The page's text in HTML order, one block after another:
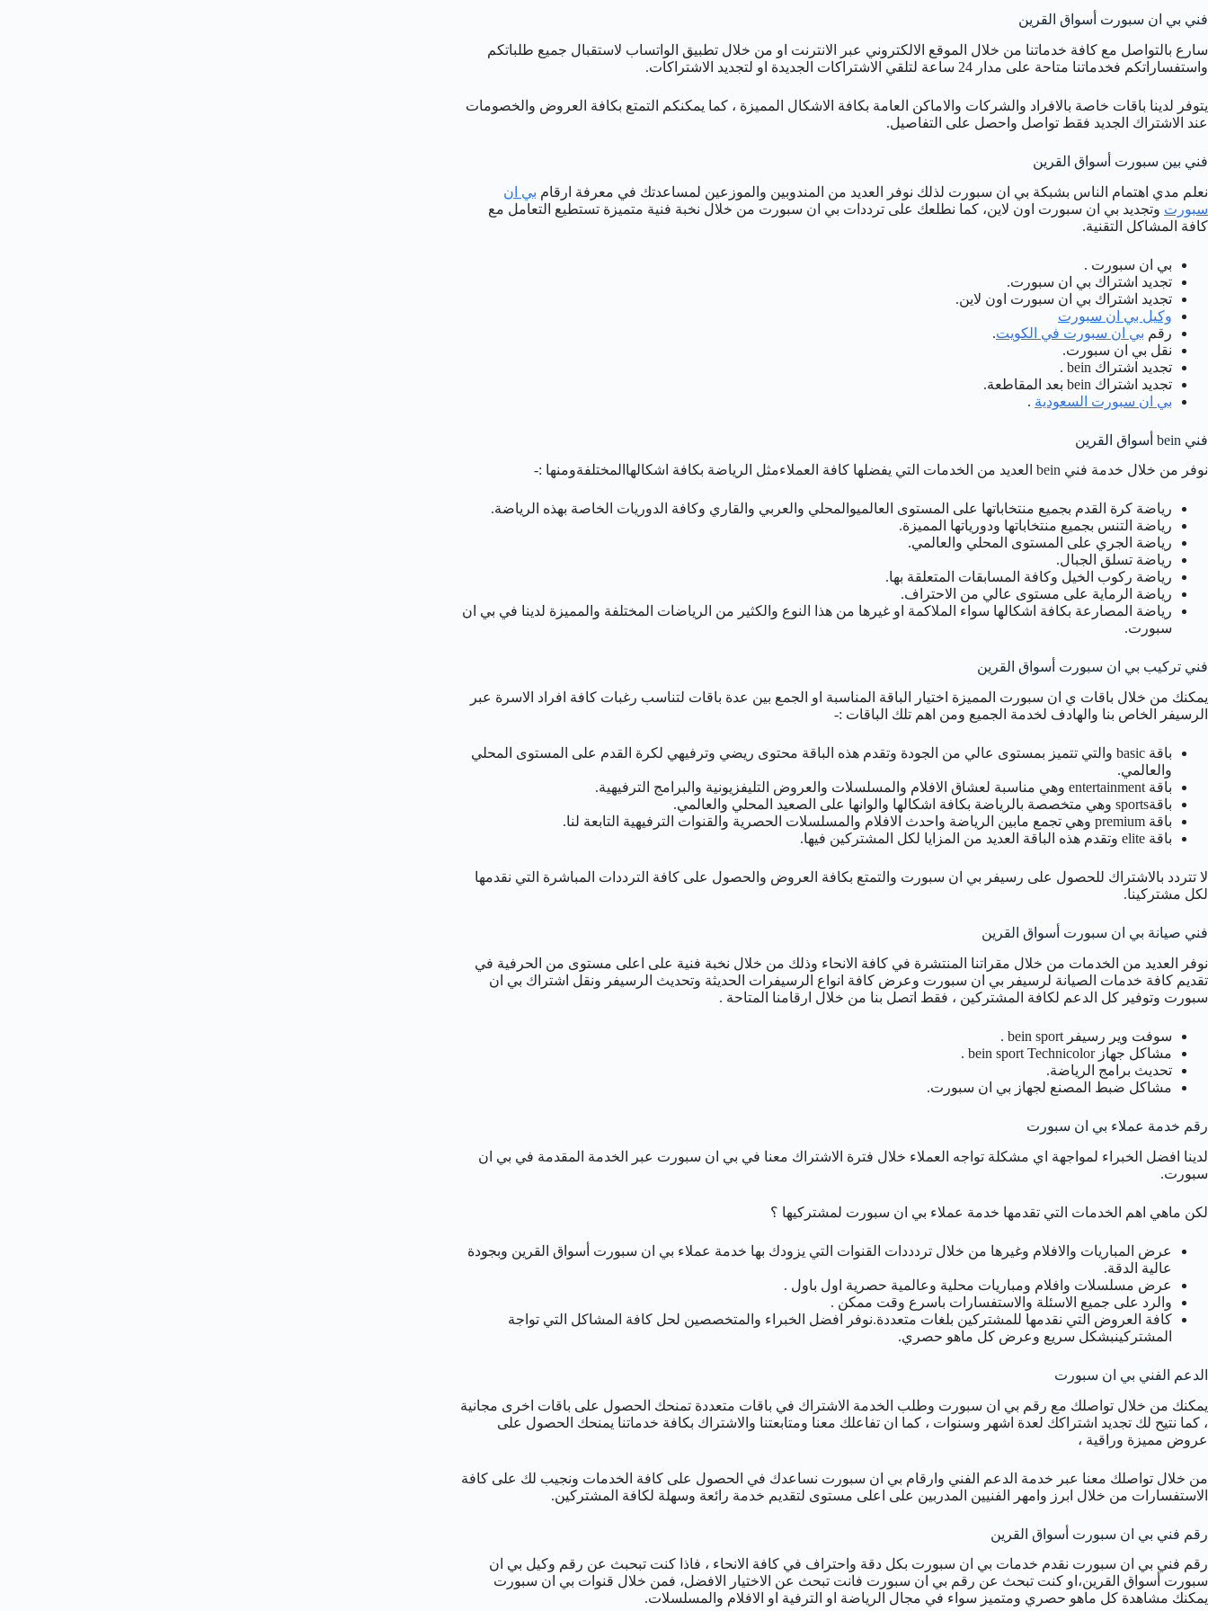
فني بي ان سبورت أسواق القرين
سارع بالتواصل مع كافة خدماتنا من خلال الموقع الالكتروني عبر الانترنت او من خلال تطبيق الواتساب لاستقبال جميع طلباتكم
واستفساراتكم فخدماتنا متاحة على مدار 24 ساعة لتلقي الاشتراكات الجديدة او لتجديد الاشتراكات.
يتوفر لدينا باقات خاصة بالافراد والشركات والاماكن العامة بكافة الاشكال المميزة ، كما يمكنكم التمتع بكافة العروض والخصومات
عند الاشتراك الجديد فقط تواصل واحصل على التفاصيل.
فني بين سبورت أسواق القرين
نعلم مدي اهتمام الناس بشبكة بي ان سبورت لذلك نوفر العديد من المندوبين والموزعين لمساعدتك في معرفة ارقام بي ان
سبورت وتجديد بي ان سبورت اون لاين، كما نطلعك على ترددات بي ان سبورت من خلال نخبة فنية متميزة تستطيع التعامل مع
كافة المشاكل التقنية.
بي ان سبورت .
تجديد اشتراك بي ان سبورت.
تجديد اشتراك بي ان سبورت اون لاين.
وكيل بي ان سبورت
رقم بي ان سبورت في الكويت.
نقل بي ان سبورت.
تجديد اشتراك bein .
تجديد اشتراك bein بعد المقاطعة.
بي ان سبورت السعودية .
فني bein أسواق القرين
نوفر من خلال خدمة فني bein العديد من الخدمات التي يفضلها كافة العملاءمثل الرياضة بكافة اشكالهاالمختلفةومنها :-
رياضة كرة القدم بجميع منتخاباتها على المستوى العالميوالمحلي والعربي والقاري وكافة الدوريات الخاصة بهذه الرياضة.
رياضة التنس بجميع منتخاباتها ودورياتها المميزة.
رياضة الجري على المستوى المحلي والعالمي.
رياضة تسلق الجبال.
رياضة ركوب الخيل وكافة المسابقات المتعلقة بها.
رياضة الرماية على مستوى عالي من الاحتراف.
رياضة المصارعة بكافة اشكالها سواء الملاكمة او غيرها من هذا النوع والكثير من الرياضات المختلفة والمميزة لدينا في بي ان
سبورت.
فني تركيب بي ان سبورت أسواق القرين
يمكنك من خلال باقات ي ان سبورت المميزة اختيار الباقة المناسبة او الجمع بين عدة باقات لتناسب رغبات كافة افراد الاسرة عبر
الرسيفر الخاص بنا والهادف لخدمة الجميع ومن اهم تلك الباقات :-
باقة basic والتي تتميز بمستوى عالي من الجودة وتقدم هذه الباقة محتوى ريضي وترفيهي لكرة القدم على المستوى المحلي
والعالمي.
باقة entertainment وهي مناسبة لعشاق الافلام والمسلسلات والعروض التليفزيونية والبرامج الترفيهية.
باقةsports وهي متخصصة بالرياضة بكافة اشكالها والوانها على الصعيد المحلي والعالمي.
باقة premium وهي تجمع مابين الرياضة واحدث الافلام والمسلسلات الحصرية والقنوات الترفيهية التابعة لنا.
باقة elite وتقدم هذه الباقة العديد من المزايا لكل المشتركين فيها.
لا تتردد بالاشتراك للحصول على رسيفر بي ان سبورت والتمتع بكافة العروض والحصول على كافة الترددات المباشرة التي نقدمها
لكل مشتركينا.
فني صيانة بي ان سبورت أسواق القرين
نوفر العديد من الخدمات من خلال مقراتنا المنتشرة في كافة الانحاء وذلك من خلال نخبة فنية على اعلى مستوى من الحرفية في
تقديم كافة خدمات الصيانة لرسيفر بي ان سبورت وعرض كافة انواع الرسيفرات الحديثة وتحديث الرسيفر ونقل اشتراك بي ان
سبورت وتوفير كل الدعم لكافة المشتركين ، فقط اتصل بنا من خلال ارقامنا المتاحة .
سوفت وير رسيفر bein sport .
مشاكل جهاز bein sport Technicolor .
تحديث برامج الرياضة.
مشاكل ضبط المصنع لجهاز بي ان سبورت.
رقم خدمة عملاء بي ان سبورت
لدينا افضل الخبراء لمواجهة اي مشكلة تواجه العملاء خلال فترة الاشتراك معنا في بي ان سبورت عبر الخدمة المقدمة في بي ان
سبورت.
لكن ماهي اهم الخدمات التي تقدمها خدمة عملاء بي ان سبورت لمشتركيها ؟
عرض المباريات والافلام وغيرها من خلال تردددات القنوات التي يزودك بها خدمة عملاء بي ان سبورت أسواق القرين وبجودة
عالية الدقة.
عرض مسلسلات وافلام ومباريات محلية وعالمية حصرية اول باول .
والرد على جميع الاسئلة والاستفسارات باسرع وقت ممكن .
كافة العروض التي نقدمها للمشتركين بلغات متعددة.نوفر افضل الخبراء والمتخصصين لحل كافة المشاكل التي تواجة
المشتركينبشكل سريع وعرض كل ماهو حصري.
الدعم الفني بي ان سبورت
يمكنك من خلال تواصلك مع رقم بي ان سبورت وطلب الخدمة الاشتراك في باقات متعددة تمنحك الحصول على باقات اخرى مجانية
، كما نتيح لك تجديد اشتراكك لعدة اشهر وسنوات ، كما ان تفاعلك معنا ومتابعتنا والاشتراك بكافة خدماتنا يمنحك الحصول على
عروض مميزة وراقية ،
من خلال تواصلك معنا عبر خدمة الدعم الفني وارقام بي ان سبورت نساعدك في الحصول على كافة الخدمات ونجيب لك على كافة
الاستفسارات من خلال ابرز وامهر الفنيين المدربين على اعلى مستوى لتقديم خدمة رائعة وسهلة لكافة المشتركين.
رقم فني بي ان سبورت أسواق القرين
رقم فني بي ان سبورت نقدم خدمات بي ان سبورت بكل دقة واحتراف في كافة الانحاء ، فاذا كنت تبحبث عن رقم وكيل بي ان
سبورت أسواق القرين،او كنت تبحث عن رقم بي ان سبورت فانت تبحث عن الاختيار الافضل، فمن خلال قنوات بي ان سبورت
يمكنك مشاهدة كل ماهو حصري ومتميز سواء في مجال الرياضة او الترفية او الافلام والمسلسلات.